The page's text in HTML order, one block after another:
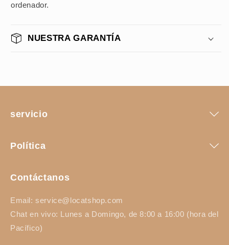
ordenador.
NUESTRA GARANTÍA
servicio
Política
Contáctanos
Email: service@locatshop.com
Chat en vivo: Lunes a Domingo, de 8:00 a 16:00 (hora del
Pacífico)